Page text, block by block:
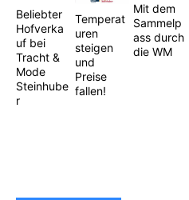
Beliebter
Hofverka
uf bei
Tracht &
Mode
Steinhube
r
Temperat
uren
steigen
und
Preise
fallen!
Mit dem
Sammelp
ass durch
die WM